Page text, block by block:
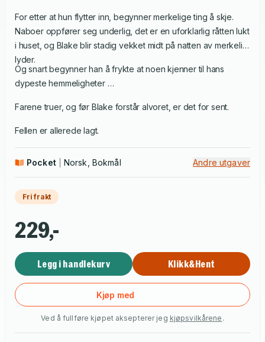
For etter at hun flytter inn, begynner merkelige ting å skje.
Naboer oppfører seg underlig, det er en uforklarlig råtten lukt
i huset, og Blake blir stadig vekket midt på natten av merkelig
lyder.
Og snart begynner han å frykte at noen kjenner til hans
dypeste hemmeligheter …
Farene truer, og før Blake forstår alvoret, er det for sent.
Fellen er allerede lagt.
Pocket Norsk, Bokmål Andre utgaver
Fri frakt
229,-
Legg i handlekurv Klikk&Hent
Kjøp med
Ved å fullføre kjøpet aksepterer jeg kjøpsvilkårene .